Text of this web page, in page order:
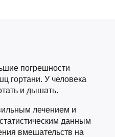
погрешности
гортани. У человека
и дышать.
лечением и
данным
вмешательств на